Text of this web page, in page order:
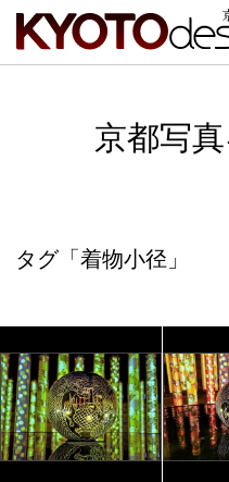
京都写
タグ「着物小径」